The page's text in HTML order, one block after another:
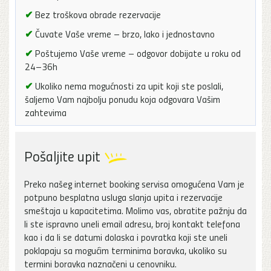
✔ Bez troškova obrade rezervacije
✔ Čuvate Vaše vreme – brzo, lako i jednostavno
✔ Poštujemo Vaše vreme – odgovor dobijate u roku od
24–36h
✔ Ukoliko nema mogućnosti za upit koji ste poslali,
šaljemo Vam najbolju ponudu koja odgovara Vašim
zahtevima
Pošaljite upit
Preko našeg internet booking servisa omogućena Vam je
potpuno besplatna usluga slanja upita i rezervacije
smeštaja u kapacitetima. Molimo vas, obratite pažnju da
li ste ispravno uneli email adresu, broj kontakt telefona
kao i da li se datumi dolaska i povratka koji ste uneli
poklapaju sa mogućim terminima boravka, ukoliko su
termini boravka naznačeni u cenovniku.